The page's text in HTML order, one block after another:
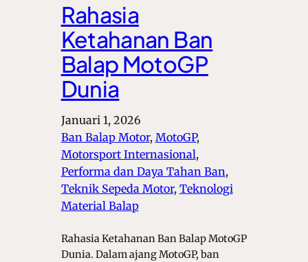
Rahasia
Ketahanan Ban
Balap MotoGP
Dunia
Januari 1, 2026
Ban Balap Motor, MotoGP ,
Motorsport Internasional ,
Performa dan Daya Tahan Ban ,
Teknik Sepeda Motor, Teknologi
Material Balap
Rahasia Ketahanan Ban Balap MotoGP
Dunia. Dalam ajang MotoGP, ban